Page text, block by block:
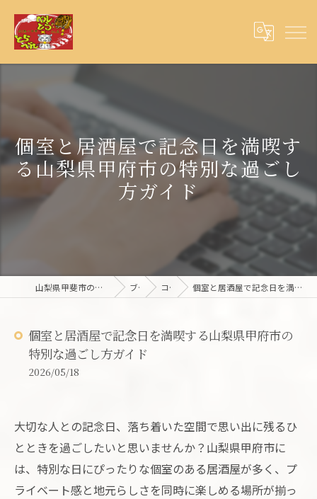
個室と居酒屋で記念日を満喫す
る山梨県甲府市の特別な過ごし
方ガイド
山梨県甲斐市の夜ご飯ならとらベル×ベルとら ブログ コラム 個室と居酒屋で記念日を満喫する山梨県甲府市の特別な過ごし方ガイド
個室と居酒屋で記念日を満喫する山梨県甲府市の
特別な過ごし方ガイド
2026/05/18
大切な人との記念日、落ち着いた空間で思い出に残るひ
とときを過ごしたいと思いませんか？山梨県甲府市に
は、特別な日にぴったりな個室のある居酒屋が多く、プ
ライベート感と地元らしさを同時に楽しめる場所が揃っ